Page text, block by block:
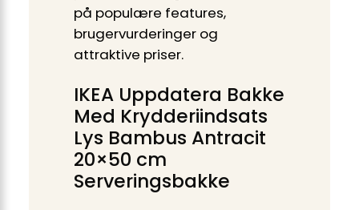
på populære features,
brugervurderinger og
attraktive priser.
IKEA Uppdatera Bakke
Med Krydderiindsats
Lys Bambus Antracit
20×50 cm
Serveringsbakke